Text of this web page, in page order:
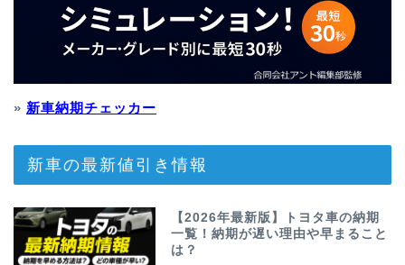
» 新車納期チェッカー
新車の最新値引き情報
【2026年最新版】トヨタ車の納期
一覧！納期が遅い理由や早まること
は？